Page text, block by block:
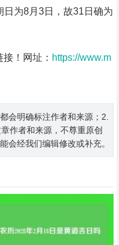
日为8月3日，故31日确为
！网址： https://www.m
会明确标注作者和来源；2.
作者和来源，不尊重原创
会经我们编辑修改或补充。